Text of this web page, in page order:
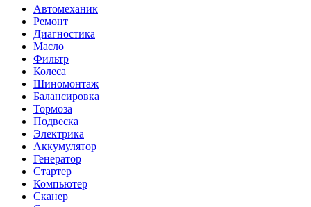
Автомеханик
Ремонт
Диагностика
Масло
Фильтр
Колеса
Шиномонтаж
Балансировка
Тормоза
Подвеска
Электрика
Аккумулятор
Генератор
Стартер
Компьютер
Сканер